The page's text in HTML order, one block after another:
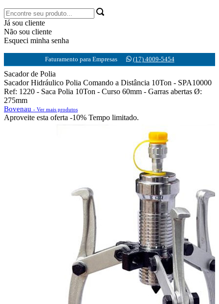
Já sou cliente
Não sou cliente
Esqueci minha senha
Faturamento para Empresas (17) 4009-5454
Sacador de Polia
Sacador Hidráulico Polia Comando a Distância 10Ton - SPA10000
Ref: 1220 - Saca Polia 10Ton - Curso 60mm - Garras abertas Ø:
275mm
Bovenau - Ver mais produtos
Aproveite esta oferta -10% Tempo limitado.